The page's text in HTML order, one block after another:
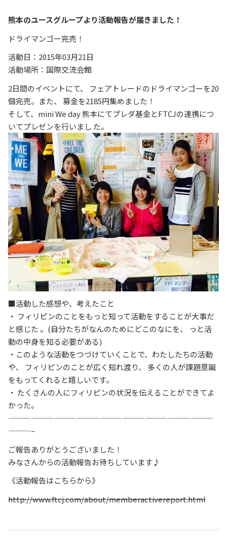
熊本のユースグループより活動報告が届きました！
ドライマンゴー完売！
活動日：2015年03月21日
活動場所：国際交流会館
2日間のイベントにて、 フェアトレードのドライマンゴーを20
個完売。また、 募金を2185円集めました！
そして、mini We day 熊本にてプレダ基金とFTCJの連携につ
いてプレゼンを行いまし た。
■活動した感想や、考えたこと
・ フィリピンのことをもっと知って活動をすることが大事だ
と感じた 。(自分たちがなんのためにどこのなにを、
っと活
動の中身を知る必要がある)
・このような活動をつづけていくことで、わたしたちの活動
や、 フィリピンのことが広く知れ渡り、 多くの人が課題意識
をもってくれると嬉しいです。
・ たくさんの人にフィリピンの状況を伝えることができてよ
かった。
———————————————————————————
———–
ご報告ありがとうございました！
みなさんからの活動報告お待ちしています♪
《活動報告はこちらから》
http://www.ftcj.com/about/memberactivereport.html